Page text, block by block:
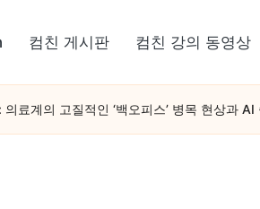
컴친 게시판 컴친 강의 동영상
료계의 고질적인 ‘백오피스’ 병목 현상과 AI